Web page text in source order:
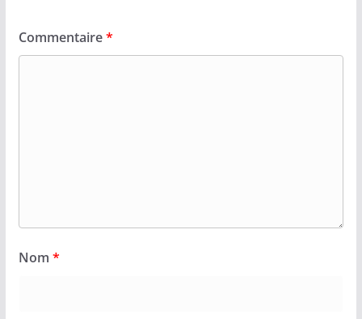
Commentaire*
Nom *